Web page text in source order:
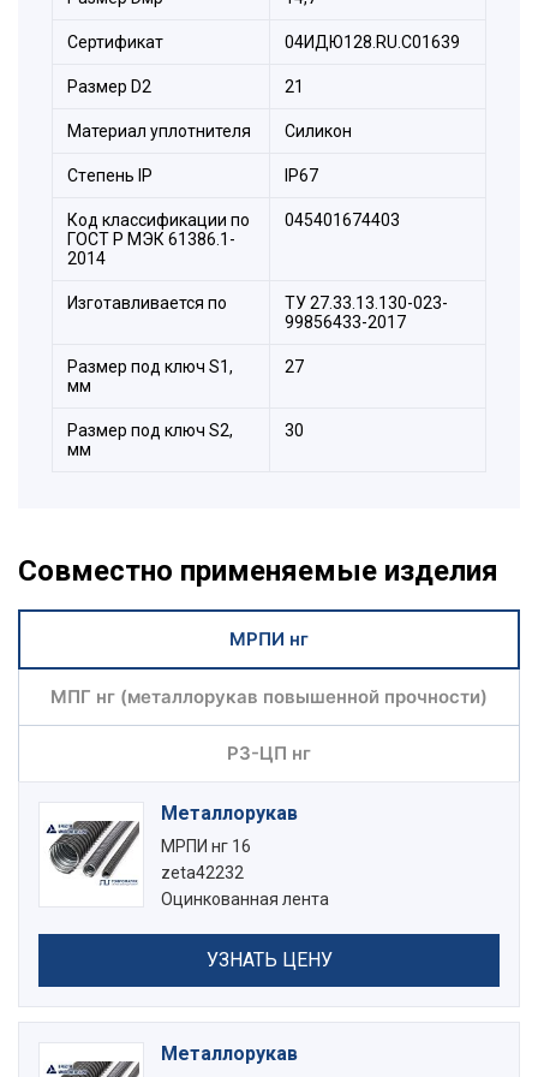
Состав комплекта:
4. Накидная гайка.
Сертификат 04ИДЮ128.RU.С01639
Размер D2 21
Материал уплотнителя Силикон
Стeпень IP IP67
Код классификации по
ГОСТ Р МЭК 61386.1-
2014
045401674403
Изготавливается по
ТУ 27.33.13.130-023-
99856433-2017
Размер под ключ S1,
мм
27
Размер под ключ S2,
мм
30
Совместно применяемые изделия
МРПИ нг
МПГ нг (металлорукав повышенной прочности)
РЗ-ЦП нг
Металлорукав
МРПИ нг 16
zeta42232
Оцинкованная лента
УЗНАТЬ ЦЕНУ
Металлорукав